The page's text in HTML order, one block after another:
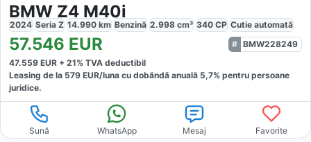
BMW Z4 M40i
2024 Seria Z 14.990 km Benzină 2.998 cm³ 340 CP Cutie automată
57.546 EUR
BMW228249
47.559 EUR + 21% TVA deductibil
Leasing de la 579 EUR/luna cu dobăndă anuală 5,7% pentru persoane
juridice.
Sună WhatsApp Mesaj Favorite